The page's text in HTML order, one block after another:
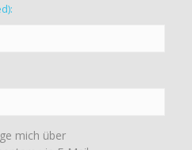
mich über